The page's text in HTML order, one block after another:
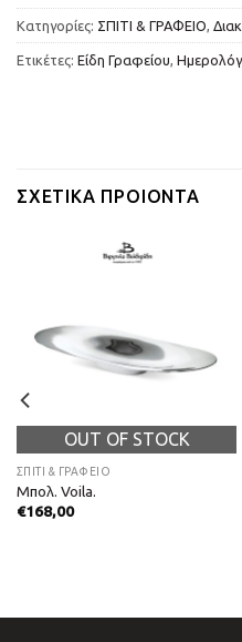
Κατηγορίες: ΣΠΙΤΙ & ΓΡΑΦΕΙΟ
Ετικέτες: Είδη Γραφείου
ΣΧΕΤΙΚΆ ΠΡΟΙΌΝΤΑ
OUT OF STOCK
ΣΠΙΤΙ & ΓΡΑΦΕΙΟ
Μπολ. Voila.
€168,00